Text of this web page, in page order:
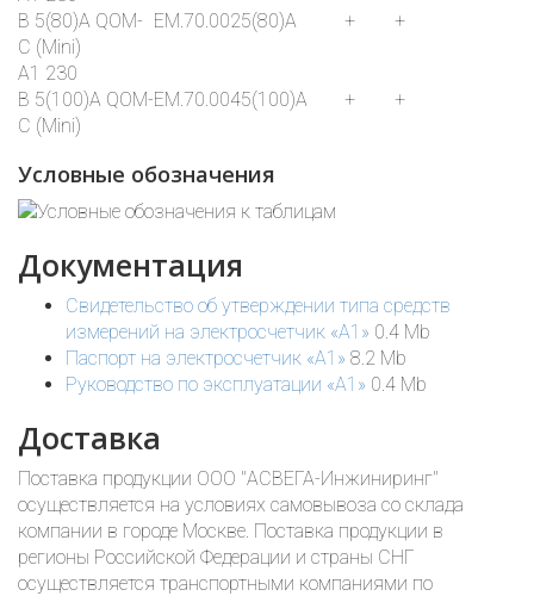
В 5(80)А QOM-
C (Mini)
EM.70.0025(80)A + +
A1 230
В 5(100)А QOM-
C (Mini)
EM.70.0045(100)A + +
Условные обозначения
Документация
Свидетельство об утверждении типа средств
измерений на электросчетчик «А1» 0.4 Mb
Паспорт на электросчетчик «А1» 8.2 Mb
Руководство по эксплуатации «А1» 0.4 Mb
Доставка
Поставка продукции ООО "АСВЕГА-Инжиниринг"
осуществляется на условиях самовывоза со склада
компании в городе Москве. Поставка продукции в
регионы Российской Федерации и страны СНГ
осуществляется транспортными компаниями по